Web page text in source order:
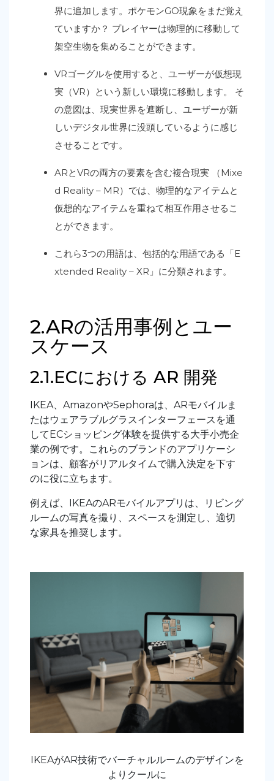
界に追加します。ポケモンGO現象をまだ覚え
ていますか？ プレイヤーは物理的に移動して
架空生物を集めることができます。
VRゴーグルを使用すると、ユーザーが仮想現
実（VR）という新しい環境に移動します。 そ
の意図は、現実世界を遮断し、ユーザーが新
しいデジタル世界に没頭しているように感じ
させることです。
ARとVRの両方の要素を含む複合現実 （Mixe
d Reality – MR）では、物理的なアイテムと
仮想的なアイテムを重ねて相互作用させるこ
とができます。
これら3つの用語は、包括的な用語である「E
xtended Reality – XR」に分類されます。
2.ARの活用事例とユー
スケース
2.1.ECにおける AR 開発
IKEA、AmazonやSephoraは、ARモバイルま
たはウェアラブルグラスインターフェースを通
してECショッピング体験を提供する大手小売企
業の例です。これらのブランドのアプリケーシ
ョンは、顧客がリアルタイムで購入決定を下す
のに役に立ちます。
例えば、IKEAのARモバイルアプリは、リビング
ルームの写真を撮り、スペースを測定し、適切
な家具を推奨します。
IKEAがAR技術でバーチャルルームのデザインを
よりクールに